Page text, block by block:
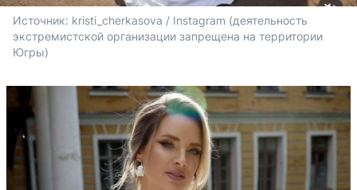
Источник: kristi_cherkasova / Instagram (деятельность
экстремистской организации запрещена на территории
Югры)